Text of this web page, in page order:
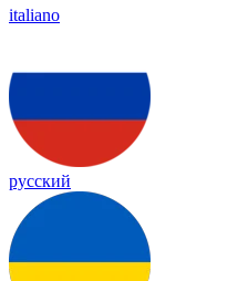
italiano
русский